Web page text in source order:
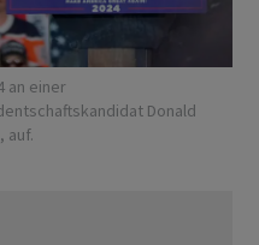
an einer
Donald
auf.